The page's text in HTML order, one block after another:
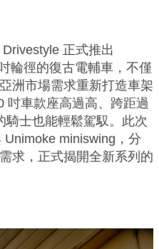
正式推出
輪徑的復古電輔車，不僅
洲市場需求重新打造車架
吋車款座高過高、跨距過
騎士也能輕鬆駕馭。此次
miniswing，分
求，正式揭開全新系列的